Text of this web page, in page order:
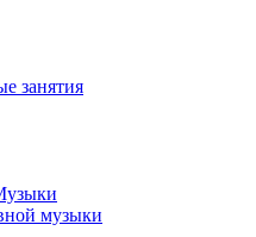
занятия
музыки